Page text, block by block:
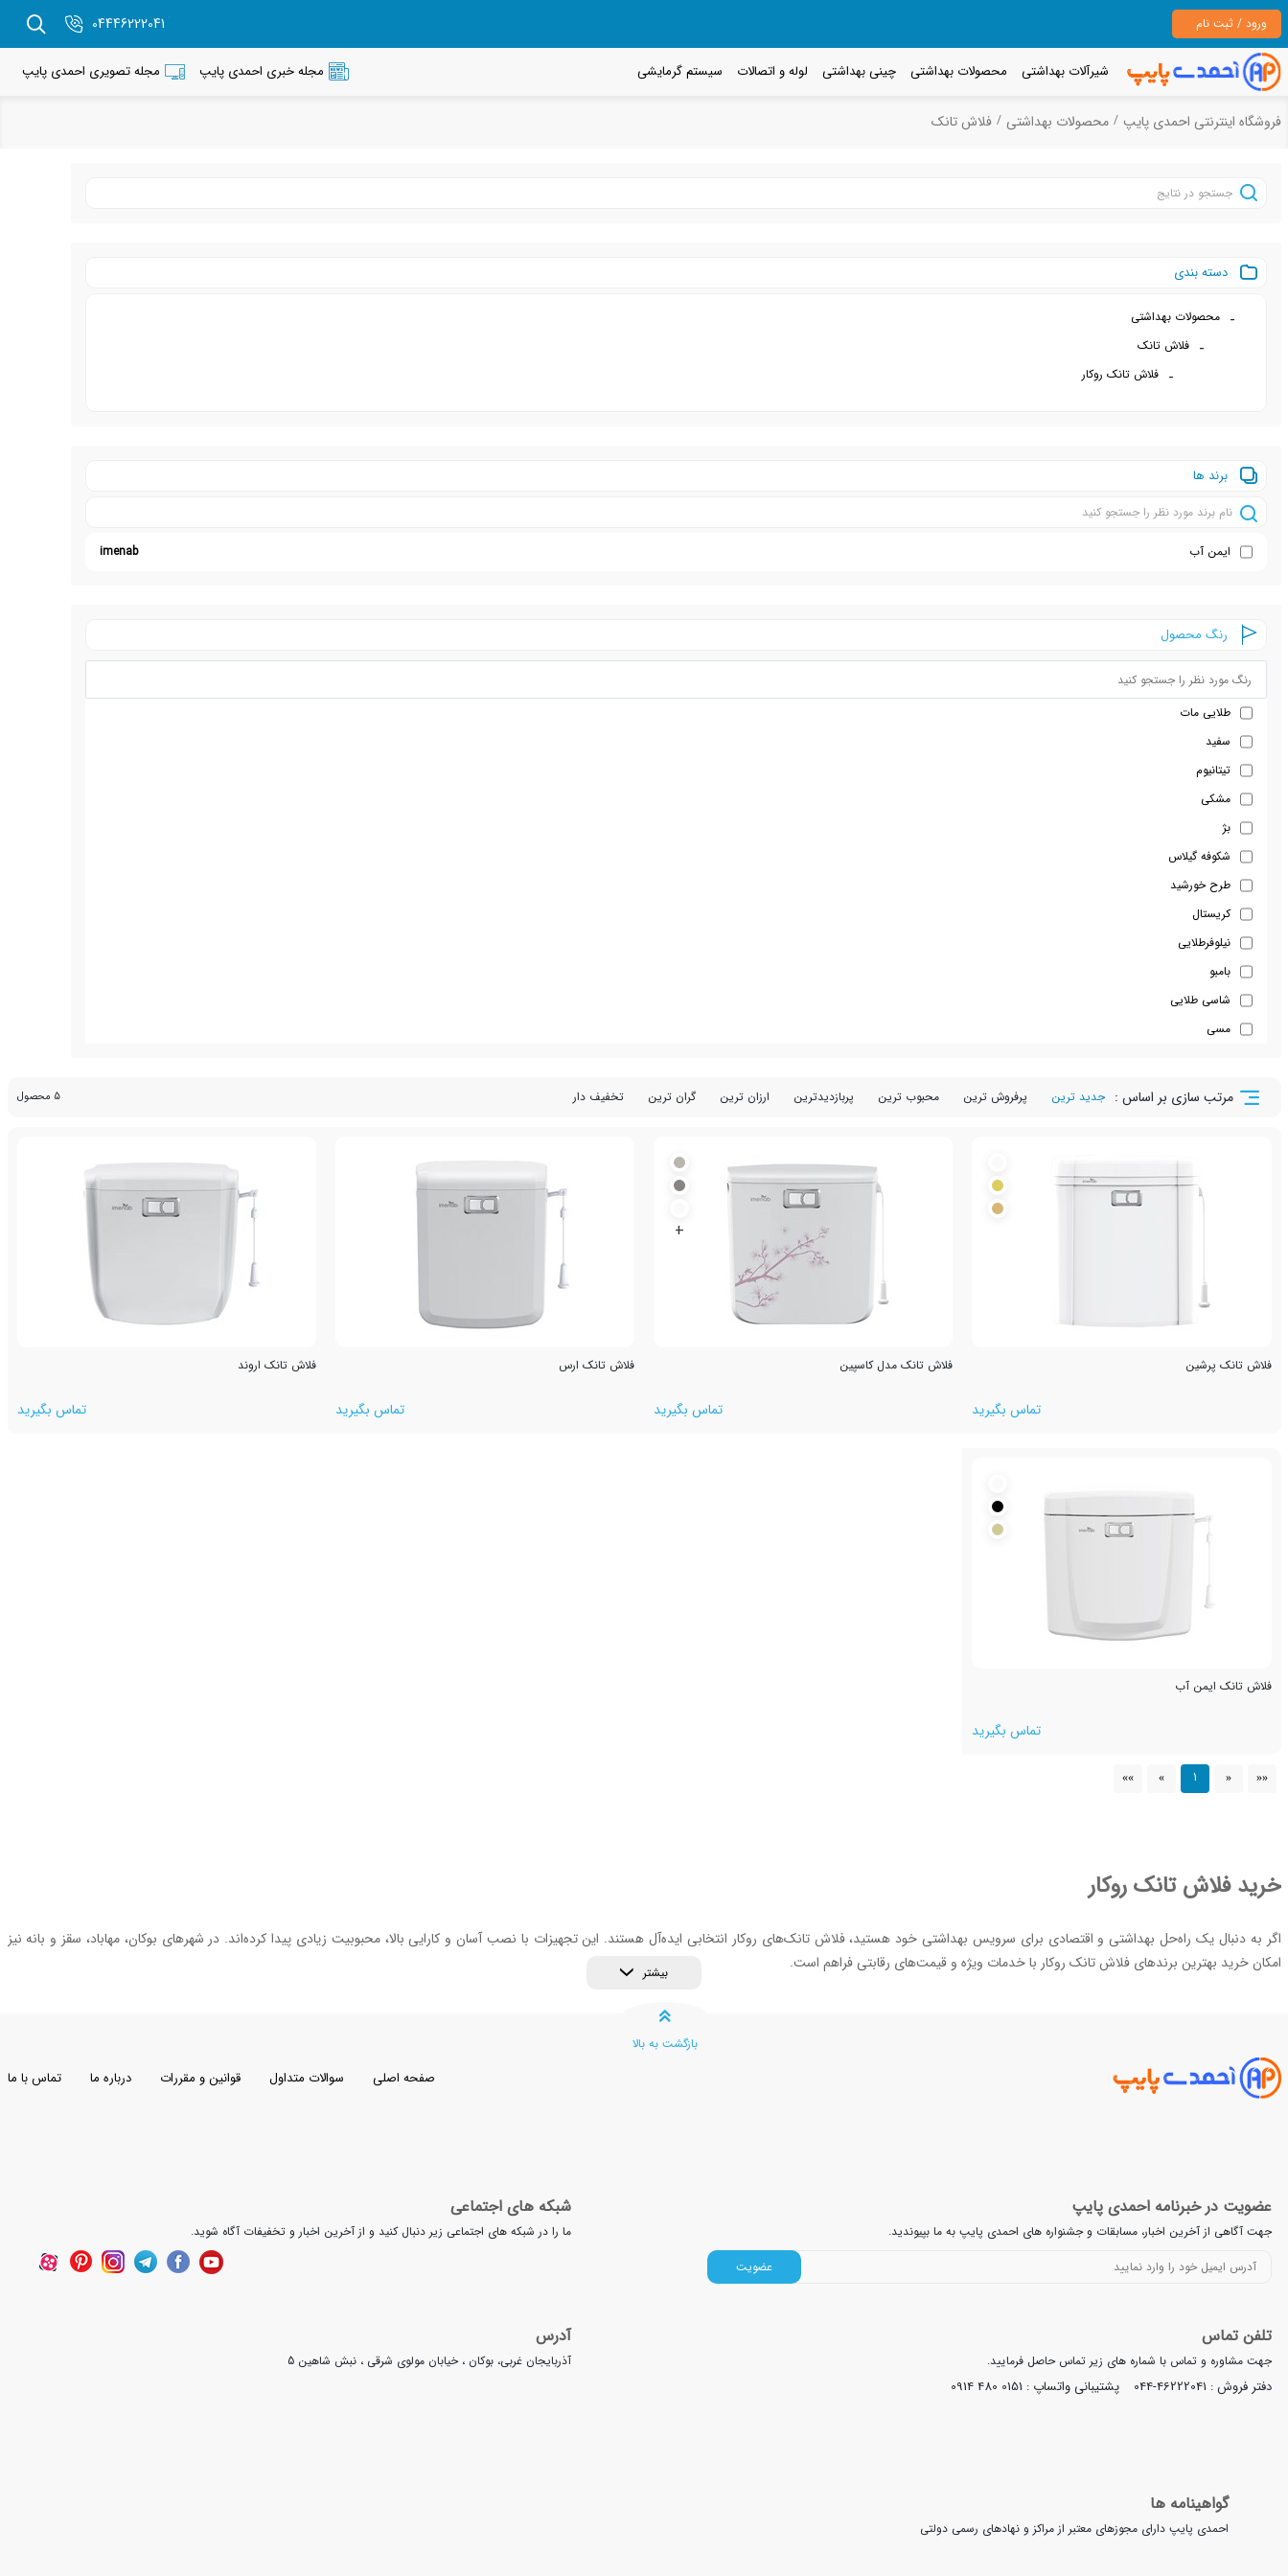
ورود / ثبت نام 04446222041
شیرآلات بهداشتی محصولات بهداشتی چینی بهداشتی لوله و اتصالات سیستم گرمایشی مجله خبری احمدی پایپ مجله تصویری احمدی پایپ
فروشگاه اینترنتی احمدی پایپ محصولات بهداشتی فلاش تانک
دسته بندی
محصولات بهداشتی
فلاش تانک
فلاش تانک روکار
برند ها
ایمن آب imenab
رنگ محصول
طلایی مات
سفید
تیتانیوم
مشکی
بژ
شکوفه گیلاس
طرح خورشید
کریستال
نیلوفرطلایی
بامبو
شاسی طلایی
مسی
مرتب سازی بر اساس : جدید ترین پرفروش ترین محبوب ترین پربازدیدترین ارزان ترین گران ترین تخفیف دار 5 محصول
فلاش تانک پرشین
تماس بگیرید
+
فلاش تانک مدل کاسپین
تماس بگیرید
فلاش تانک ارس
تماس بگیرید
فلاش تانک اروند
تماس بگیرید
فلاش تانک ایمن آب
تماس بگیرید
««
«
1
»
»»
خرید فلاش تانک روکار
اگر به دنبال یک راه‌حل بهداشتی و اقتصادی برای سرویس بهداشتی خود هستید، فلاش تانک‌های روکار انتخابی ایده‌آل هستند. این تجهیزات با نصب آسان و کارایی بالا، محبوبیت زیادی پیدا کرده‌اند. در شهرهای بوکان، مهاباد، سقز و بانه نیز
امکان خرید بهترین برندهای فلاش تانک روکار با خدمات ویژه و قیمت‌های رقابتی فراهم است.
، مهاباد، سقز و بانه با بهترین قیمت و کیفیت، راهکاری ساده و مدرن برای ارتقای بهداشت و زیبایی سرویس بهداشتی شماست.
فلاش تانک روکار چیست و چرا فلاش تانک روکار انتخابی مناسب است؟
بیشتر
صفحه اصلی سوالات متداول قوانین و مقررات درباره ما تماس با ما
عضویت در خبرنامه احمدی پایپ
جهت آگاهی از آخرین اخبار، مسابقات و جشنواره های احمدی پایپ به ما بپیوندید.
عضویت
شبکه های اجتماعی
ما را در شبکه های اجتماعی زیر دنبال کنید و از آخرین اخبار و تخفیفات آگاه شوید.
تلفن تماس
جهت مشاوره و تماس با شماره های زیر تماس حاصل فرمایید.
دفتر فروش : 044-46222041 پشتیبانی واتساپ : 0914 480 0151
آدرس
آذربایجان غربی، بوکان ، خیابان مولوی شرقی ، نبش شاهین 5
گواهینامه ها
احمدی پایپ دارای مجوزهای معتبر از مراکز و نهادهای رسمی دولتی
بازگشت به بالا